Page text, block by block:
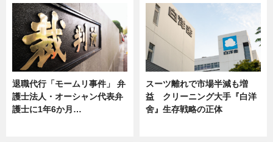
退職代行「モームリ事件」 弁
護士法人・オーシャン代表弁
護士に1年6か月…
スーツ離れで市場半減も増
益 クリーニング大手『白洋
舍』生存戦略の正体